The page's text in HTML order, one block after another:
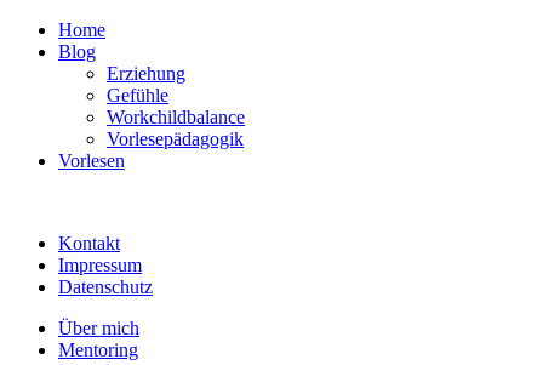
Home
Blog
Erziehung
Gefühle
Workchildbalance
Vorlesepädagogik
Vorlesen
Kontakt
Impressum
Datenschutz
Über mich
Mentoring